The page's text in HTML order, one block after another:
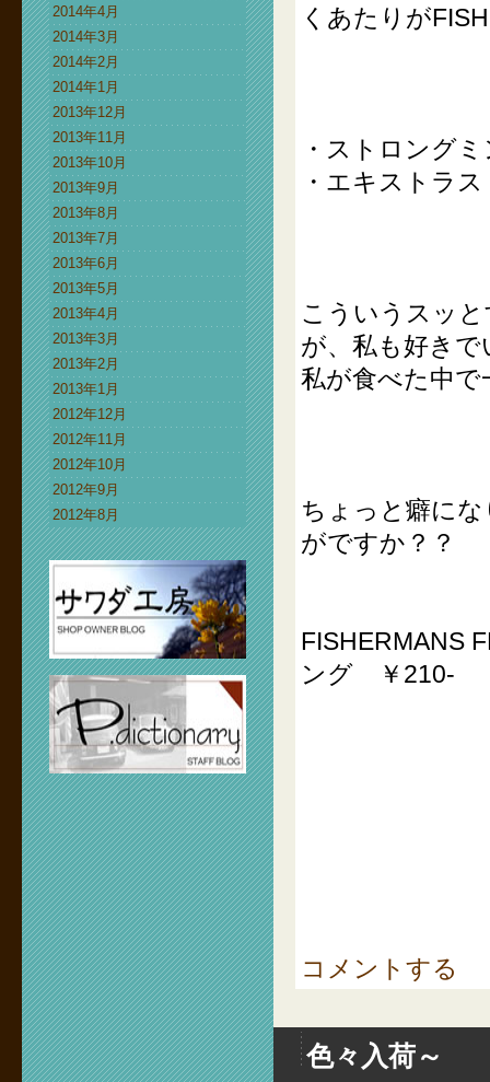
2014年4月
2014年3月
2014年2月
2014年1月
2013年12月
2013年11月
2013年10月
2013年9月
2013年8月
2013年7月
2013年6月
2013年5月
2013年4月
2013年3月
2013年2月
2013年1月
2012年12月
2012年11月
2012年10月
2012年9月
2012年8月
くあたりが
・ストロング
・エキストラ
こういうスッ
が、私も好き
私が食べた中
ちょっと癖に
がですか？？
FISHERMANS
ング ￥210-
コメントする
色々入荷～